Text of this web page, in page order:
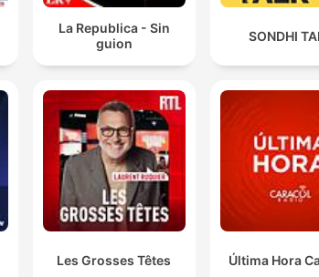
La Republica - Sin
guion
SONDHI
Les Grosses Têtes Última Hora